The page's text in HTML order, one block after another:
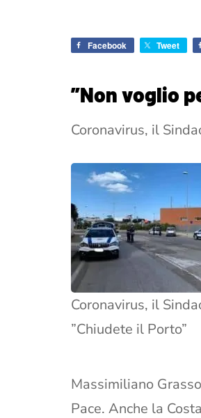
Facebook Tweet
”Non voglio
Coronavirus, il
Coronavirus, il
”Chiudete il Porto”
Massimiliano
Pace. Anche la